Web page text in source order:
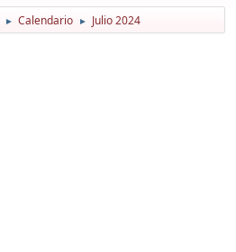
► Calendario ► Julio 2024